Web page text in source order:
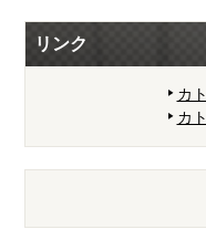
リンク
カ
カ